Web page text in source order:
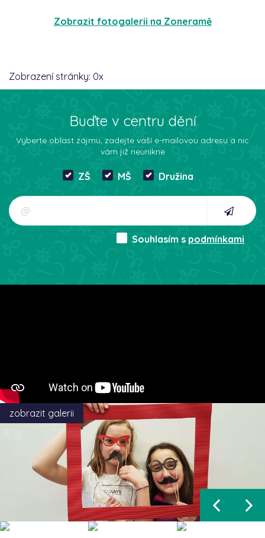
Zobrazit fotogalerii na Zoneramě
Zobrazení stránky: 0x
Buďte v centru dění
Vyberte oblast zájmu, zadejte vaší e-mailovou adresu a nic
vám již neunikne
ZŠ MŠ Družina
Souhlasím s podmínkami
zobrazit galerii